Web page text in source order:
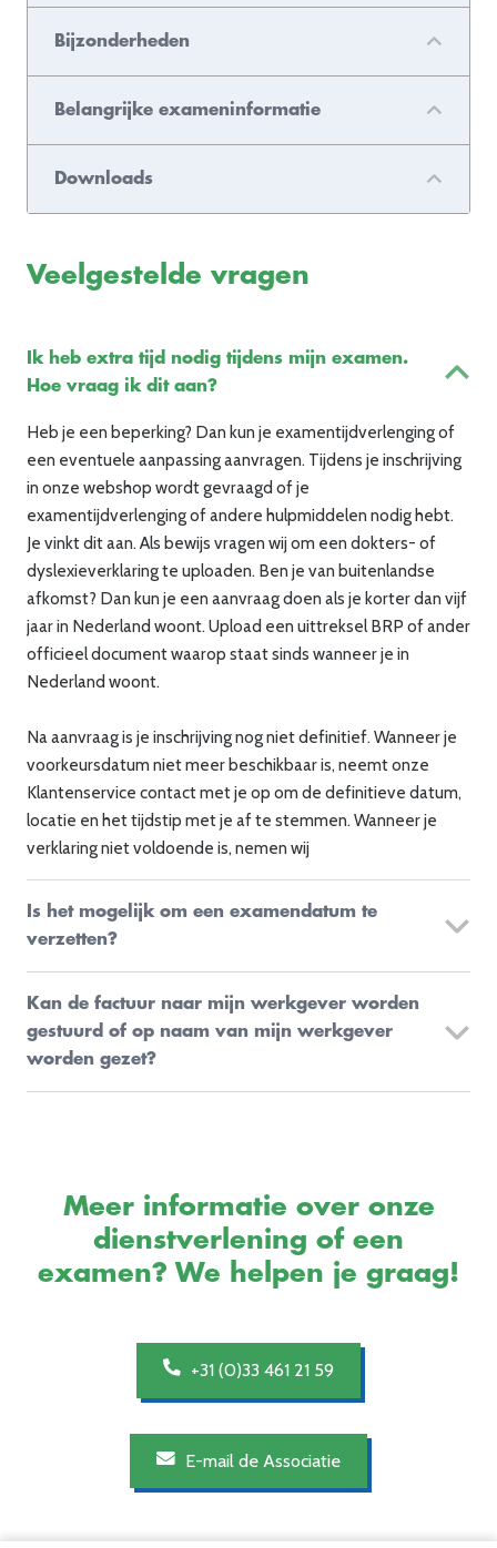
Bijzonderheden
Belangrijke exameninformatie
Downloads
Veelgestelde vragen
Ik heb extra tijd nodig tijdens mijn examen.
Hoe vraag ik dit aan?
Heb je een beperking? Dan kun je examentijdverlenging of
een eventuele aanpassing aanvragen. Tijdens je inschrijving
in onze webshop wordt gevraagd of je
examentijdverlenging of andere hulpmiddelen nodig hebt.
Je vinkt dit aan. Als bewijs vragen wij om een dokters- of
dyslexieverklaring te uploaden. Ben je van buitenlandse
afkomst? Dan kun je een aanvraag doen als je korter dan vijf
jaar in Nederland woont. Upload een uittreksel BRP of ander
officieel document waarop staat sinds wanneer je in
Nederland woont.
Na aanvraag is je inschrijving nog niet definitief. Wanneer je
voorkeursdatum niet meer beschikbaar is, neemt onze
Klantenservice contact met je op om de definitieve datum,
locatie en het tijdstip met je af te stemmen. Wanneer je
verklaring niet voldoende is, nemen wij
Is het mogelijk om een examendatum te
verzetten?
examendatum. Aan een omboeking zijn administratiekosten
verbonden. Je kunt je examen zelf omboeken via
jeaccountop de website.
Kan de factuur naar mijn werkgever worden
gestuurd of op naam van mijn werkgever
worden gezet?
declaratie indienen bij je werkgever.
Meer informatie over onze
dienstverlening of een
examen? We helpen je graag!
+31 (0)33 461 21 59
E-mail de Associatie